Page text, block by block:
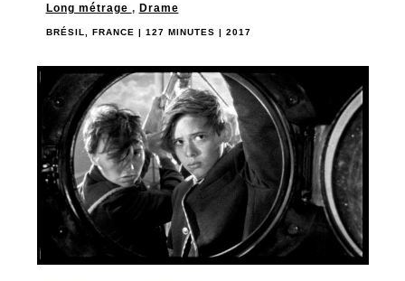
Long métrage , Drame
BRÉSIL, FRANCE | 127 MINUTES | 2017